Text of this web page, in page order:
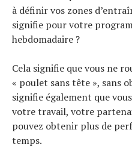
à définir vos zones
signifie pour votre
hebdomadaire ?
Cela signifie que vous ne
« poulet sans tête », sans
signifie également que
votre travail, votre
pouvez obtenir plus de
temps.